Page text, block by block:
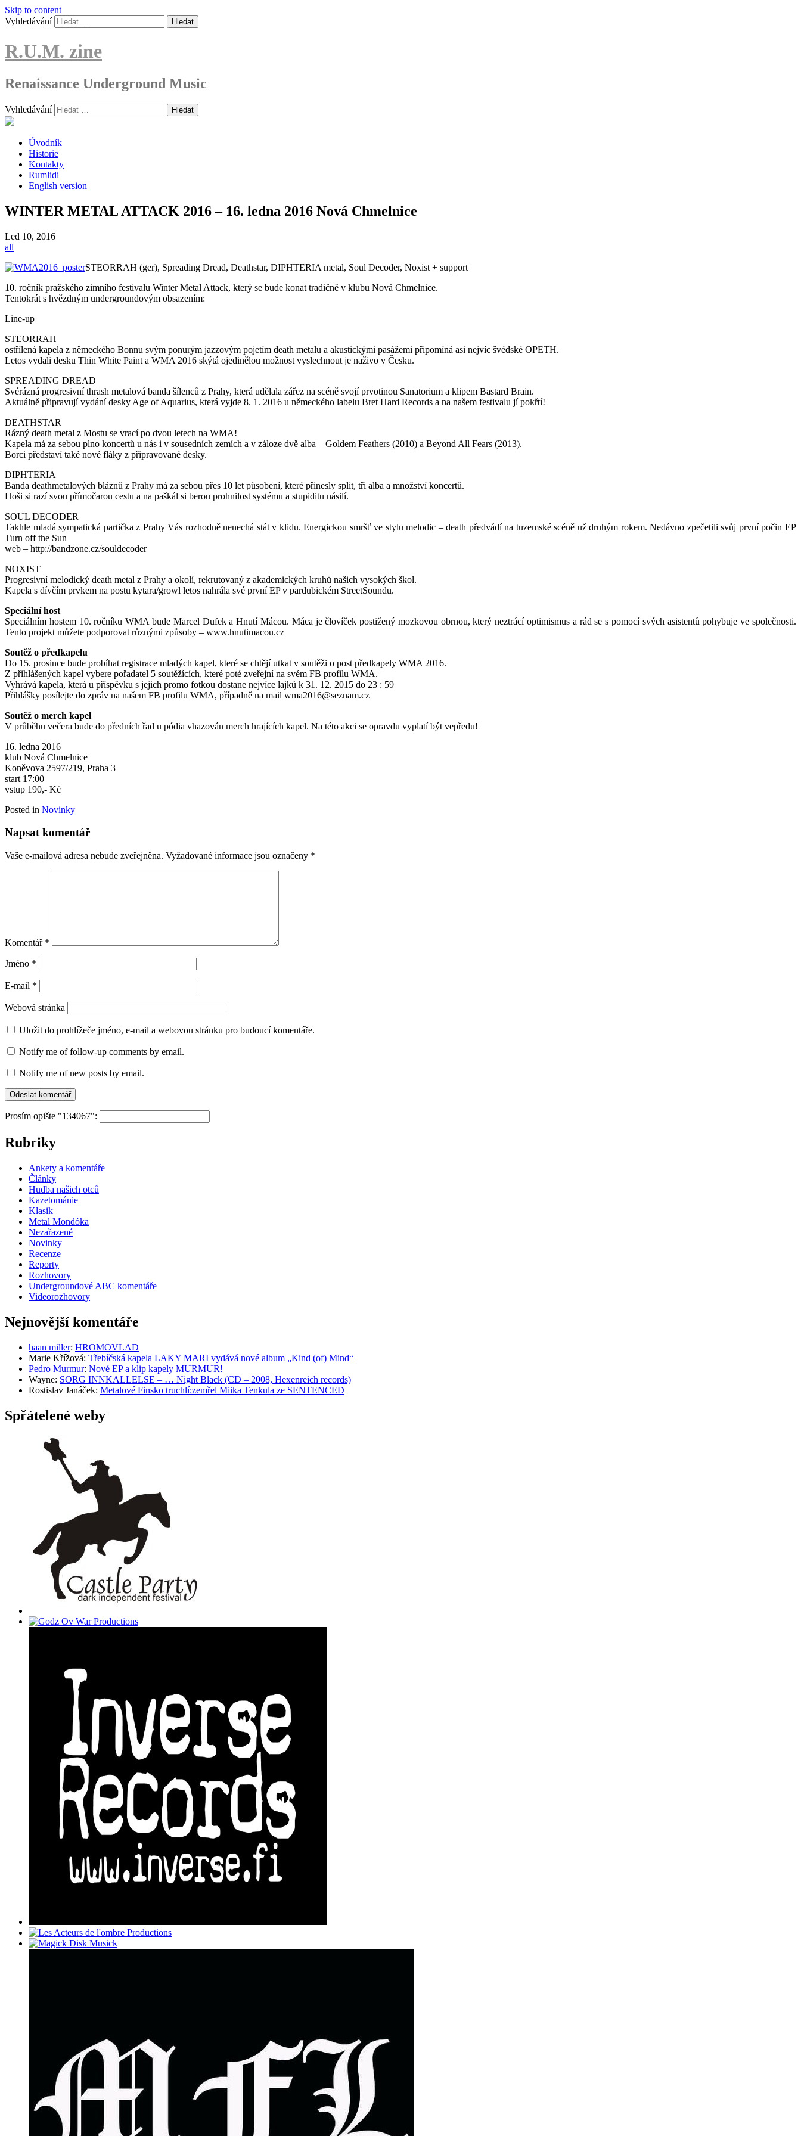
Skip to content
Vyhledávání
R.U.M. zine
Renaissance Underground Music
Vyhledávání
Úvodník
Historie
Kontakty
Rumlidi
English version
WINTER METAL ATTACK 2016 – 16. ledna 2016 Nová Chmelnice
Led 10, 2016
all
STEORRAH (ger), Spreading Dread, Deathstar, DIPHTERIA metal, Soul Decoder, Noxist + support
10. ročník pražského zimního festivalu Winter Metal Attack, který se bude konat tradičně v klubu Nová Chmelnice.
Tentokrát s hvězdným undergroundovým obsazením:
Line-up
STEORRAH
ostřílená kapela z německého Bonnu svým ponurým jazzovým pojetím death metalu a akustickými pasážemi připomíná asi nejvíc švédské OPETH.
Letos vydali desku Thin White Paint a WMA 2016 skýtá ojedinělou možnost vyslechnout je naživo v Česku.
SPREADING DREAD
Svérázná progresivní thrash metalová banda šílenců z Prahy, která udělala zářez na scéně svojí prvotinou Sanatorium a klipem Bastard Brain.
Aktuálně připravují vydání desky Age of Aquarius, která vyjde 8. 1. 2016 u německého labelu Bret Hard Records a na našem festivalu jí pokřtí!
DEATHSTAR
Rázný death metal z Mostu se vrací po dvou letech na WMA!
Kapela má za sebou plno koncertů u nás i v sousedních zemích a v záloze dvě alba – Goldem Feathers (2010) a Beyond All Fears (2013).
Borci představí také nové fláky z připravované desky.
DIPHTERIA
Banda deathmetalových bláznů z Prahy má za sebou přes 10 let působení, které přinesly split, tři alba a množství koncertů.
Hoši si razí svou přímočarou cestu a na paškál si berou prohnilost systému a stupiditu násilí.
SOUL DECODER
Takhle mladá sympatická partička z Prahy Vás rozhodně nenechá stát v klidu. Energickou smršť ve stylu melodic – death předvádí na tuzemské scéně už druhým rokem. Nedávno zpečetili svůj první počin EP
Turn off the Sun
web – http://bandzone.cz/souldecoder
NOXIST
Progresivní melodický death metal z Prahy a okolí, rekrutovaný z akademických kruhů našich vysokých škol.
Kapela s dívčím prvkem na postu kytara/growl letos nahrála své první EP v pardubickém StreetSoundu.
Speciální host
Speciálním hostem 10. ročníku WMA bude Marcel Dufek a Hnutí Mácou. Máca je človíček postižený mozkovou obrnou, který neztrácí optimismus a rád se s pomocí svých asistentů pohybuje ve společnosti.
Tento projekt můžete podporovat různými způsoby – www.hnutimacou.cz
Soutěž o předkapelu
Do 15. prosince bude probíhat registrace mladých kapel, které se chtějí utkat v soutěži o post předkapely WMA 2016.
Z přihlášených kapel vybere pořadatel 5 soutěžících, které poté zveřejní na svém FB profilu WMA.
Vyhrává kapela, která u příspěvku s jejich promo fotkou dostane nejvíce lajků k 31. 12. 2015 do 23 : 59
Přihlášky posílejte do zpráv na našem FB profilu WMA, případně na mail wma2016@seznam.cz
Soutěž o merch kapel
V průběhu večera bude do předních řad u pódia vhazován merch hrajících kapel. Na této akci se opravdu vyplatí být vepředu!
16. ledna 2016
klub Nová Chmelnice
Koněvova 2597/219, Praha 3
start 17:00
vstup 190,- Kč
Posted in Novinky
Napsat komentář
Vaše e-mailová adresa nebude zveřejněna. Vyžadované informace jsou označeny *
Komentář *
Jméno *
E-mail *
Webová stránka
Uložit do prohlížeče jméno, e-mail a webovou stránku pro budoucí komentáře.
Notify me of follow-up comments by email.
Notify me of new posts by email.
Prosím opište "134067":
Rubriky
Ankety a komentáře
Články
Hudba našich otců
Kazetománie
Klasik
Metal Mondóka
Nezařazené
Novinky
Recenze
Reporty
Rozhovory
Undergroundové ABC komentáře
Videorozhovory
Nejnovější komentáře
haan miller: HROMOVLAD
Marie Křížová: Třebíčská kapela LAKY MARI vydává nové album „Kind (of) Mind“
Pedro Murmur: Nové EP a klip kapely MURMUR!
Wayne: SORG INNKALLELSE – … Night Black (CD – 2008, Hexenreich records)
Rostislav Janáček: Metalové Finsko truchlí:zemřel Miika Tenkula ze SENTENCED
Spřátelené weby